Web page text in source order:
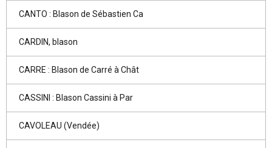
CANTO : Blason de Sébastien Ca
CARDIN, blason
CARRE : Blason de Carré à Chât
CASSINI : Blason Cassini à Par
CAVOLEAU (Vendée)